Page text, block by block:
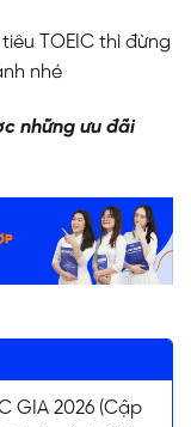
TOEIC thì đừng
nhé
những ưu đãi
GIA 2026 (Cập